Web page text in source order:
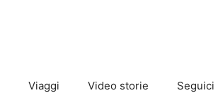
Viaggi Video storie Seguici